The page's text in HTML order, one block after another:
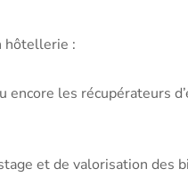
hôtellerie :
encore les récupérateurs
et de valorisation des